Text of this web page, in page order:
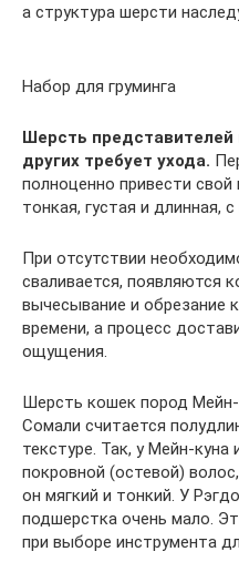
а структура шерсти
Набор для груминга
Шерсть
других требует ухода.
полноценно привести
тонкая, густая и
При отсутствии
сваливается, появляются
вычесывание и обрезание
времени, а процесс
ощущения.
Шерсть кошек пород Мейн-
Сомали считается
текстуре. Так, у Мейн-
покровной (остевой)
он мягкий и тонкий. У
подшерстка очень мало.
при выборе инструмента